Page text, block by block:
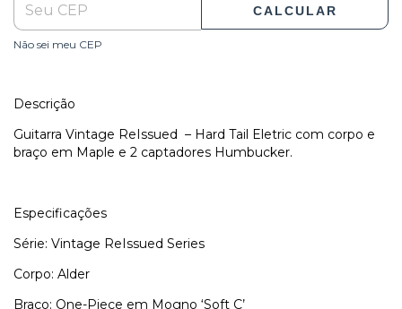
CALCULAR
Não sei meu CEP
Descrição
Guitarra Vintage ReIssued – Hard Tail Eletric com corpo e
braço em Maple e 2 captadores Humbucker.
Especificações
Série: Vintage ReIssued Series
Corpo: Alder
Braço: One-Piece em Mogno ‘Soft C’